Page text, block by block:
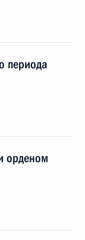
периода
орденом